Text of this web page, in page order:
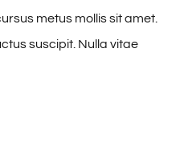
metus mollis sit amet.
suscipit. Nulla vitae